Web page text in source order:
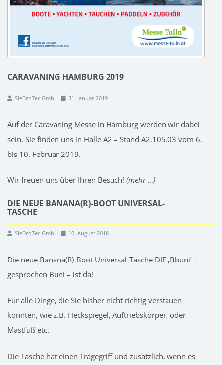
CARAVANING HAMBURG 2019
SieBroTec GmbH 31. Januar 2019
Auf der Caravaning Messe in Hamburg werden wir dabei
sein. Sie finden uns in Halle A2 – Stand A2.105.03 vom 6.
bis 10. Februar 2019.
Wir freuen uns über Ihren Besuch! (mehr …)
DIE NEUE BANANA(R)-BOOT UNIVERSAL-
TASCHE
SieBroTec GmbH 10. August 2018
Die neue Banana(R)-Boot Universal-Tasche DIE ‚Bbuni‘ –
gesprochen Buni – ist da!
Für alle Dinge, die Sie bisher nicht richtig verstauen
konnten, wie z.B. Heckspiegel, Auftriebskörper, oder
Mastfuß etc.
Die Tasche hat einen Tragegriff und zusätzlich, wenn es